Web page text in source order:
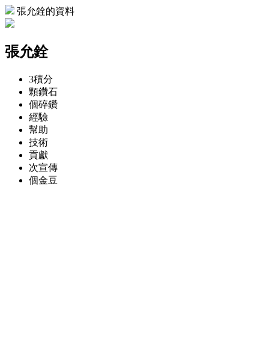
張允銓的資料
張允銓
3積分
顆鑽石
個碎鑽
經驗
幫助
技術
貢獻
次宣傳
個金豆